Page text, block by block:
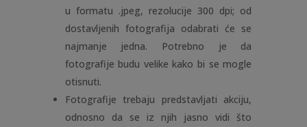
u formatu .jpeg, rezolucije 300 dpi; od
dostavljenih fotografija odabrati će se
najmanje jedna. Potrebno je da
fotografije budu velike kako bi se mogle
otisnuti.
Fotografije trebaju predstavljati akciju,
odnosno da se iz njih jasno vidi što